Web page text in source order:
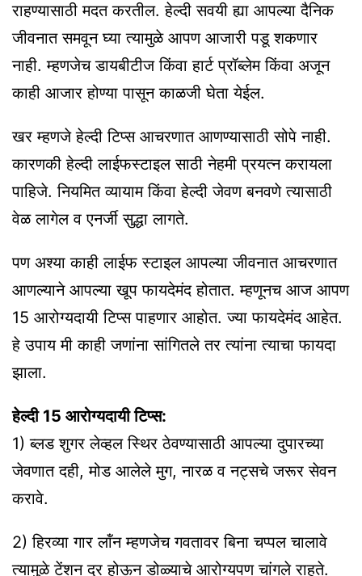
राहण्यासाठी मदत करतील. हेल्दी सवयी ह्या आपल्या दैनिक
जीवनात समवून घ्या त्यामुळे आपण आजारी पडू शकणार
नाही. म्हणजेच डायबीटीज किंवा हार्ट प्रॉब्लेम किंवा अजून
काही आजार होण्या पासून काळजी घेता येईल.
खर म्हणजे हेल्दी टिप्स आचरणात आणण्यासाठी सोपे नाही.
कारणकी हेल्दी लाईफस्टाइल साठी नेहमी प्रयत्न करायला
पाहिजे. नियमित व्यायाम किंवा हेल्दी जेवण बनवणे त्यासाठी
वेळ लागेल व एनर्जी सुद्धा लागते.
पण अश्या काही लाईफ स्टाइल आपल्या जीवनात आचरणात
आणल्याने आपल्या खूप फायदेमंद होतात. म्हणूनच आज आपण
15 आरोग्यदायी टिप्स पाहणार आहोत. ज्या फायदेमंद आहेत.
हे उपाय मी काही जणांना सांगितले तर त्यांना त्याचा फायदा
झाला.
हेल्दी 15 आरोग्यदायी टिप्स:
1) ब्लड शुगर लेव्हल स्थिर ठेवण्यासाठी आपल्या दुपारच्या
जेवणात दही, मोड आलेले मुग, नारळ व नट्सचे जरूर सेवन
करावे.
2) हिरव्या गार लॉंन म्हणजेच गवतावर बिना चप्पल चालावे
त्यामुळे टेंशन दूर होऊन डोळ्याचे आरोग्यपण चांगले राहते.